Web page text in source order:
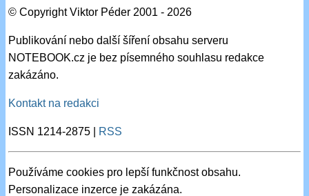
© Copyright Viktor Péder 2001 - 2026
Publikování nebo další šíření obsahu serveru
NOTEBOOK.cz je bez písemného souhlasu redakce
zakázáno.
Kontakt na redakci
ISSN 1214-2875 | RSS
Používáme cookies pro lepší funkčnost obsahu.
Personalizace inzerce je zakázána.